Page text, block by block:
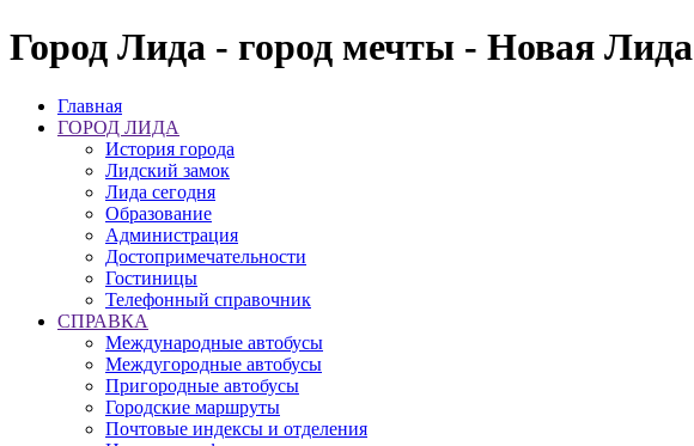
Город Лида - город мечты - Новая Лида
Главная
ГОРОД ЛИДА
История города
Лидский замок
Лида сегодня
Образование
Администрация
Достопримечательности
Гостиницы
Телефонный справочник
СПРАВКА
Международные автобусы
Междугородные автобусы
Пригородные автобусы
Городские маршруты
Почтовые индексы и отделения